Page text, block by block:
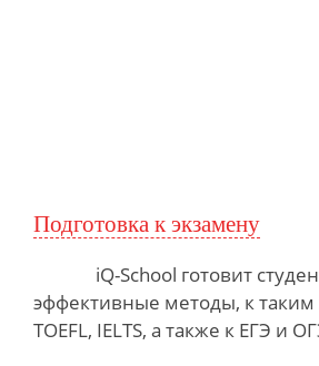
Подготовка к экзамену
iQ-School готовит
эффективные методы, к таким
TOEFL, IELTS, а также к ЕГЭ и